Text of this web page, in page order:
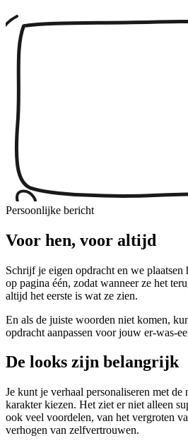
Persoonlijke bericht
Voor hen, voor altijd
Schrijf je eigen opdracht en we plaatsen
op pagina één, zodat wanneer ze het
altijd het eerste is wat ze zien.
En als de juiste woorden niet komen,
opdracht aanpassen voor jouw er-was-
De looks zijn belangrijk
Je kunt je verhaal personaliseren met de
karakter kiezen. Het ziet er niet alleen
ook veel voordelen, van het vergroten
verhogen van zelfvertrouwen.